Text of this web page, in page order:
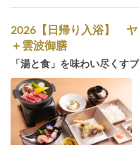
2026【日帰り入浴】
＋雲波御膳
「湯と食」を味わい尽くす